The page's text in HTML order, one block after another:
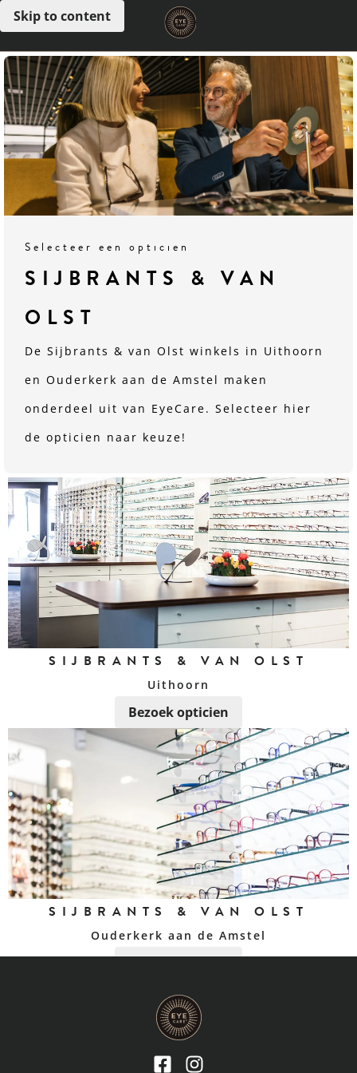
Skip to content
Open menu
Selecteer een opticien
SIJBRANTS & VAN
OLST
De Sijbrants & van Olst winkels in Uithoorn
en Ouderkerk aan de Amstel maken
onderdeel uit van EyeCare. Selecteer hier
de opticien naar keuze!
SIJBRANTS & VAN OLST
Uithoorn
Bezoek opticien
SIJBRANTS & VAN OLST
Ouderkerk aan de Amstel
Bezoek opticien